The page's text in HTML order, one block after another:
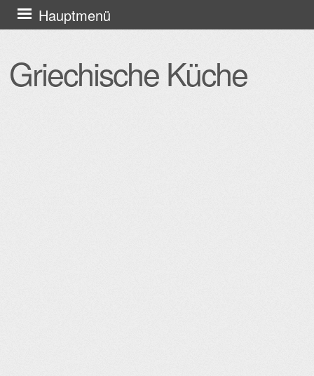
Griechische Küche
Hauptmenü
Zum
Inhalt